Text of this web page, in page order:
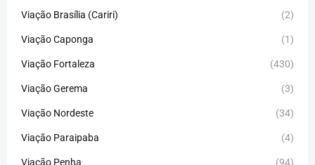
Viação Brasília (Cariri) (2)
Viação Caponga (1)
Viação Fortaleza (430)
Viação Gerema (3)
Viação Nordeste (34)
Viação Paraipaba (4)
Viação Penha (94)